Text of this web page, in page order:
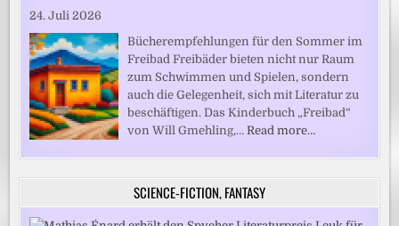
24. Juli 2026
Bücherempfehlungen für den Sommer im
Freibad Freibäder bieten nicht nur Raum
zum Schwimmen und Spielen, sondern
auch die Gelegenheit, sich mit Literatur zu
beschäftigen. Das Kinderbuch „Freibad“
von Will Gmehling,…Read more…
SCIENCE-FICTION, FANTASY